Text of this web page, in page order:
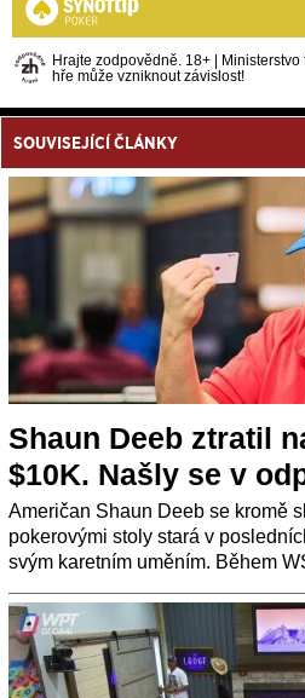
Hrajte zodpovědně. 18+ |
hře může vzniknout závislost!
SOUVISEJÍCÍ ČLÁNKY
Shaun Deeb ztratil
$10K. Našly se v
Američan Shaun Deeb se kromě
pokerovými stoly stará v
svým karetním uměním. Během